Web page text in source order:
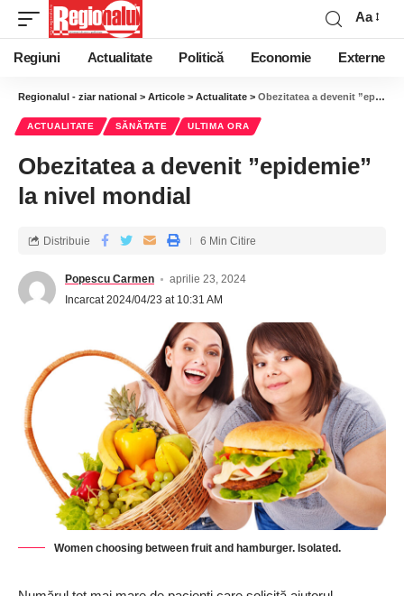
Aa
Regiuni Actualitate Politică Economie Externe
Regionalul - ziar national > Articole > Actualitate > Obezitatea a devenit ”epidemie” la nivel mondial
ACTUALITATE SĂNĂTATE ULTIMA ORA
Obezitatea a devenit ”epidemie”
la nivel mondial
Popescu Carmen
aprilie 23, 2024
Incarcat 2024/04/23 at 10:31 AM
Distribuie 6 Min Citire
Women choosing between fruit and hamburger. Isolated.